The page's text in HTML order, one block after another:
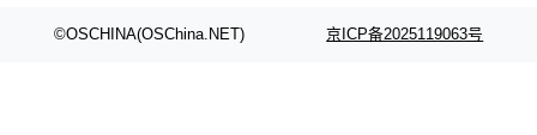
©OSCHINA(OSChina.NET) 京ICP备2025119063号